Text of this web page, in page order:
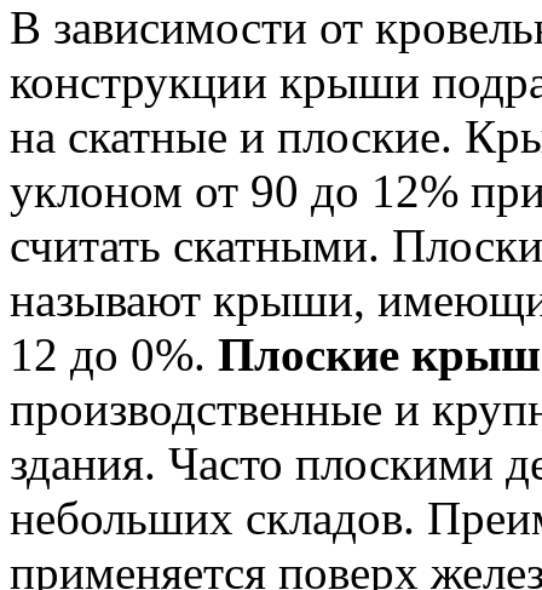
В зависимости от
конструкции крыши
на скатные и плоские.
уклоном от 90 до 12%
считать скатными.
называют крыши,
12 до 0%. Плоские
производственные и
здания. Часто плоскими
небольших складов.
применяется поверх